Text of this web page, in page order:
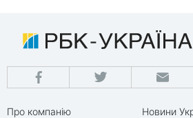
Про компанію
Новини